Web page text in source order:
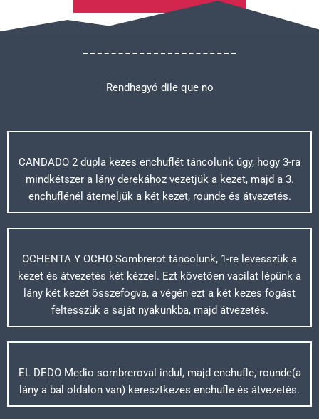
Rendhagyó dile que no
CANDADO 2 dupla kezes enchuflét táncolunk úgy, hogy 3-ra
mindkétszer a lány derekához vezetjük a kezet, majd a 3.
enchuflénél átemeljük a két kezet, rounde és átvezetés.
OCHENTA Y OCHO Sombrerot táncolunk, 1-re levesszük a
kezet és átvezetés két kézzel. Ezt követően vacilat lépünk a
lány két kezét összefogva, a végén ezt a két kezes fogást
feltesszük a saját nyakunkba, majd átvezetés.
EL DEDO Medio sombreroval indul, majd enchufle, rounde(a
lány a bal oldalon van) keresztkezes enchufle és átvezetés.